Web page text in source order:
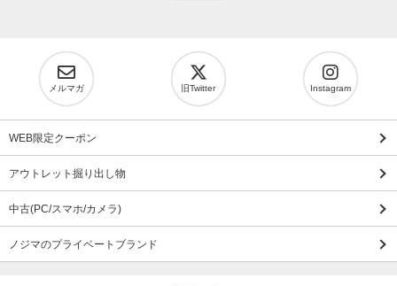
メルマガ 旧Twitter Instagram
WEB限定クーポン
アウトレット掘り出し物
中古(PC/スマホ/カメラ)
ノジマのプライベートブランド